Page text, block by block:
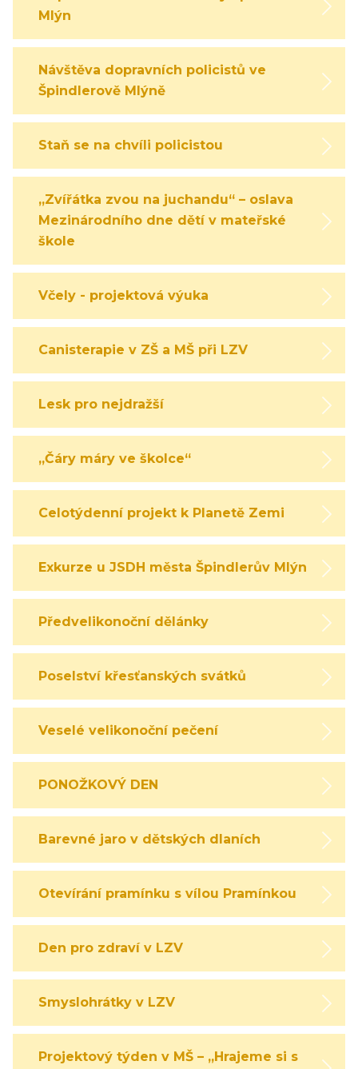
Mlýn
Návštěva dopravních policistů ve
Špindlerově Mlýně
Staň se na chvíli policistou
„Zvířátka zvou na juchandu“ – oslava
Mezinárodního dne dětí v mateřské
škole
Včely - projektová výuka
Canisterapie v ZŠ a MŠ při LZV
Lesk pro nejdražší
„Čáry máry ve školce“
Celotýdenní projekt k Planetě Zemi
Exkurze u JSDH města Špindlerův Mlýn
Předvelikonoční dělánky
Poselství křesťanských svátků
Veselé velikonoční pečení
PONOŽKOVÝ DEN
Barevné jaro v dětských dlaních
Otevírání pramínku s vílou Pramínkou
Den pro zdraví v LZV
Smyslohrátky v LZV
Projektový týden v MŠ – „Hrajeme si s